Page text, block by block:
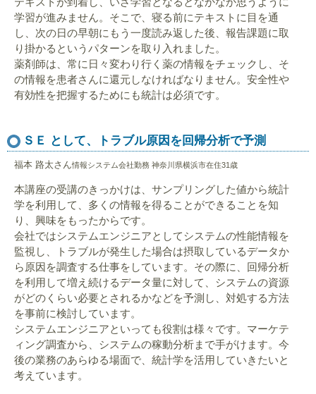
学習が進みません。そこで、寝る前にテキストに目を通
し、次の日の早朝にもう一度読み返した後、報告課題に取
り掛かるというパターンを取り入れました。
薬剤師は、常に日々変わり行く薬の情報をチェックし、そ
の情報を患者さんに還元しなければなりません。安全性や
有効性を把握するためにも統計は必須です。
ＳＥ として、トラブル原因を回帰分析で予測
福本 路太さん情報システム会社勤務 神奈川県横浜市在住31歳
本講座の受講のきっかけは、サンプリングした値から統計
学を利用して、多くの情報を得ることができることを知
り、興味をもったからです。
会社ではシステムエンジニアとしてシステムの性能情報を
監視し、トラブルが発生した場合は摂取しているデータか
ら原因を調査する仕事をしています。その際に、回帰分析
を利用して増え続けるデータ量に対して、システムの資源
がどのくらい必要とされるかなどを予測し、対処する方法
を事前に検討しています。
システムエンジニアといっても役割は様々です。マーケテ
ィング調査から、システムの稼動分析まで手がけます。今
後の業務のあらゆる場面で、統計学を活用していきたいと
考えています。